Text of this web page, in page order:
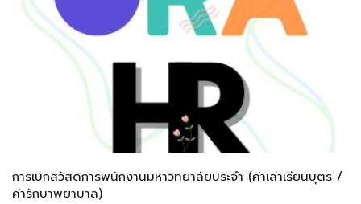
การเบิกสวัสดิการพนักงานมหาวิทยาลัยประจำ (ค่าเล่าเรียนบุตร /
ค่ารักษาพยาบาล)